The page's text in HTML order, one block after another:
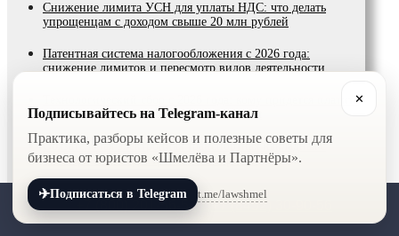
Снижение лимита УСН для уплаты НДС: что делать
упрощенцам с доходом свыше 20 млн рублей
Патентная система налогообложения с 2026 года:
снижение лимитов и пересмотр видов деятельности
Технологический сбор с 2026 года: кому придется платить
и как защититься от ошибок начисления
Обязательная электронная транспортная накладная с
сентября 2026 года: требования и риски
Реестр экспедиторов ГосЛог: как избежать штрафа до 1
млн рублей с мая 2026 года
✕
Подписывайтесь на Telegram-канал
Практика, разборы кейсов и полезные советы для
бизнеса от юристов «Шмелёва и Партнёры».
✈Подписаться в Telegram t.me/lawshmel
+7 (800) 201-56-52 +7 (8452) 30-90-56